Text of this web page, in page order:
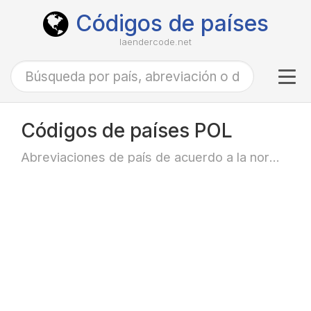
Códigos de países
laendercode.net
Códigos de países POL
Abreviaciones de país de acuerdo a la norma ISO-3166 alfa-3